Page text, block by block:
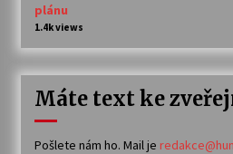
plánu
1.4k views
Máte text ke
Pošlete nám ho. Mail je